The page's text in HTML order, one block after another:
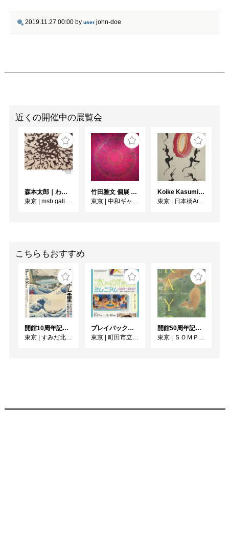
2019.11.27 00:00 by user john-doe
近くの開催中の展覧会
森本太郎｜わたしのパレイドリア
東京
msb gallery
竹田雅文 個展 －Jam Service Exhibition－
東京
中和ギャラリー
Koike Kasumi Web個展 ラ・ダンス
東京
日本橋Art.jp
こちらもおすすめ
開館10周年記念 「北斎 広重 ふたりの富士、それぞれの富士」
東京
すみだ北斎美術館
プレイバック！ミレニアム1991→2001 版画が／版画で越えた境界
東京
町田市立国際版画美術館
開館50周年記念 山口華楊展
東京
ＳＯＭＰＯ美術館